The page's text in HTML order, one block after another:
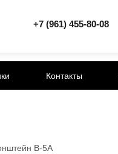
+7 (961) 455-80-08
Контакты
B-5A